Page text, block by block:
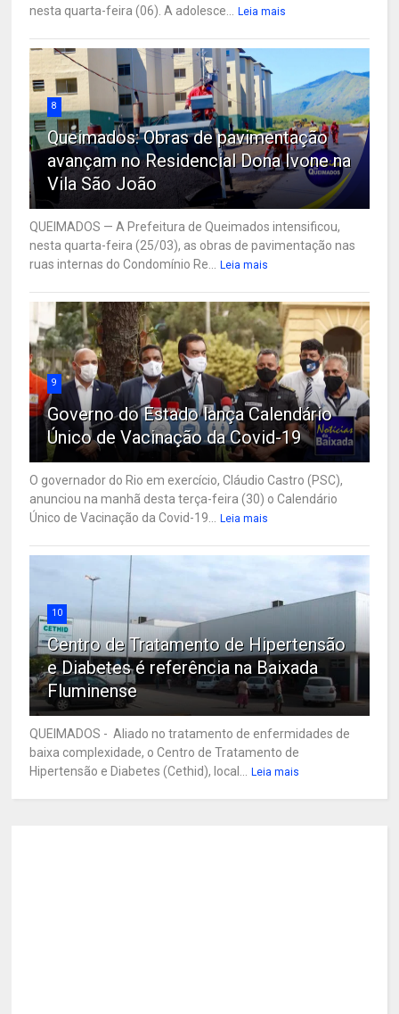
nesta quarta-feira (06). A adolesce...
Leia mais
8
Queimados: Obras de pavimentação
avançam no Residencial Dona Ivone na
Vila São João
QUEIMADOS — A Prefeitura de Queimados intensificou,
nesta quarta-feira (25/03), as obras de pavimentação nas
ruas internas do Condomínio Re...
Leia mais
9
Governo do Estado lança Calendário
Único de Vacinação da Covid-19
O governador do Rio em exercício, Cláudio Castro (PSC),
anunciou na manhã desta terça-feira (30) o Calendário
Único de Vacinação da Covid-19...
Leia mais
10
Centro de Tratamento de Hipertensão
e Diabetes é referência na Baixada
Fluminense
QUEIMADOS - Aliado no tratamento de enfermidades de
baixa complexidade, o Centro de Tratamento de
Hipertensão e Diabetes (Cethid), local...
Leia mais